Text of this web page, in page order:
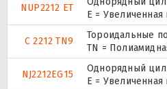
NUP2212 ET
E =
C 2212 TN9
Тороидальные
TN =
NJ2212EG15
Однорядный
E =